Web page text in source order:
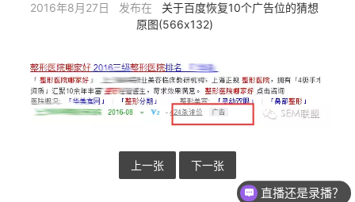
2016年8月27日 发布在 关于百度恢复10个广告位的猜想
原图(566x132)
上一张 下一张
直播还是录播？